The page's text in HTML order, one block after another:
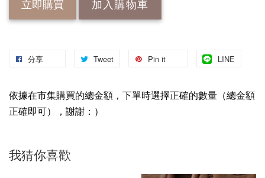
立即購買 加入購物車
分享 Tweet Pin it LINE
依據在市集購買的總金額，下單時選擇正確的數量（總金額
正確即可），謝謝：）
我猜你喜歡